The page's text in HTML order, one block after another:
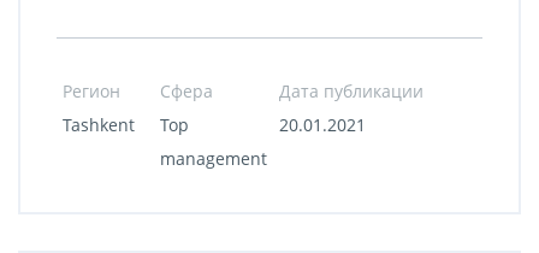
Регион Сфера
Дата публикации
Tashkent
Top
management
20.01.2021